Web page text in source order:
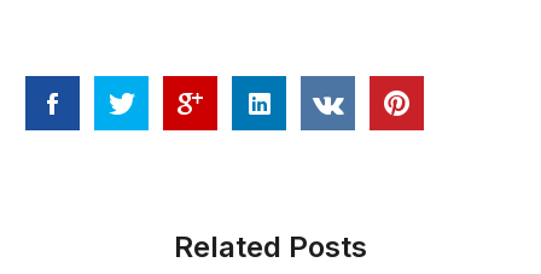
Related Posts